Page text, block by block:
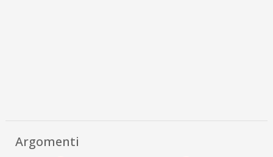
Argomenti